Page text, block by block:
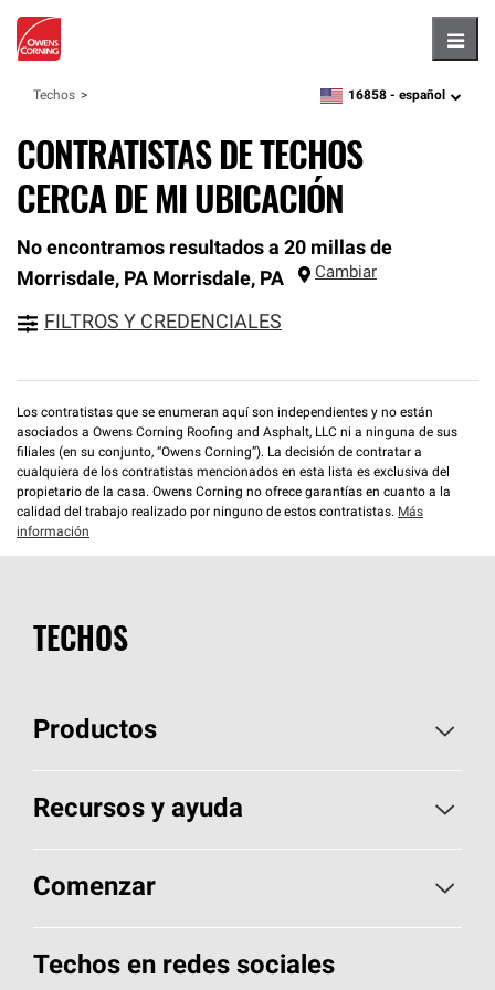
Techos zipcode,language
16858 - español
CONTRATISTAS DE TECHOS
CERCA DE MI UBICACIÓN
No encontramos resultados a 20 millas de
Morrisdale, PA Morrisdale, PA Cambiar
FILTROS Y CREDENCIALES
Los contratistas que se enumeran aquí son independientes y no están
asociados a Owens Corning Roofing and Asphalt, LLC ni a ninguna de sus
filiales (en su conjunto, “Owens Corning”). La decisión de contratar a
cualquiera de los contratistas mencionados en esta lista es exclusiva del
propietario de la casa. Owens Corning no ofrece garantías en cuanto a la
calidad del trabajo realizado por ninguno de estos contratistas. Más
información
TECHOS
Productos
Elija sus tejas
Encuentre un contratista
Componentes para techos
Recursos y ayuda
Aspectos básicos sobre techos
Herramientas de diseño y color
Comenzar
Llame al 1-800-GET-PINK®
Techos en redes sociales